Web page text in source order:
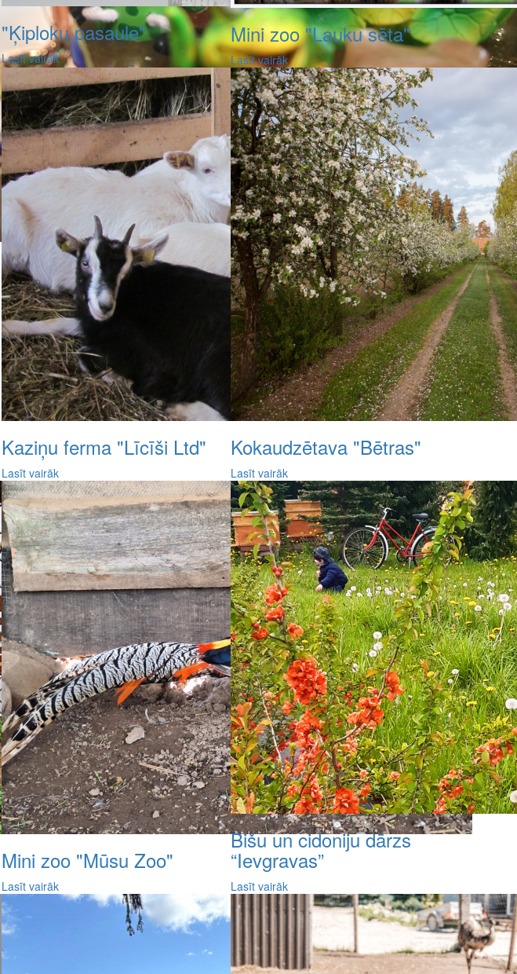
"Ķiploku pasaule"
Lasīt vairāk
Mini zoo "Lauku sēta"
Lasīt vairāk
Kaziņu ferma "Līcīši Ltd"
Lasīt vairāk
Kokaudzētava "Bētras"
Lasīt vairāk
Mini zoo "Mūsu Zoo"
Lasīt vairāk
Bišu un cidoniju dārzs
“Ievgravas”
Lasīt vairāk